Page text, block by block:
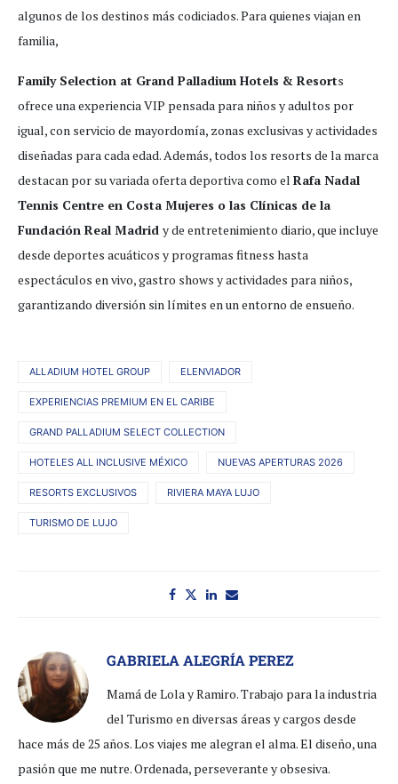
algunos de los destinos más codiciados. Para quienes viajan en
familia,
Family Selection at Grand Palladium Hotels & Resorts
ofrece una experiencia VIP pensada para niños y adultos por
igual, con servicio de mayordomía, zonas exclusivas y actividades
diseñadas para cada edad. Además, todos los resorts de la marca
destacan por su variada oferta deportiva como el Rafa Nadal
Tennis Centre en Costa Mujeres o las Clínicas de la
Fundación Real Madrid y de entretenimiento diario, que incluye
desde deportes acuáticos y programas fitness hasta
espectáculos en vivo, gastro shows y actividades para niños,
garantizando diversión sin límites en un entorno de ensueño.
ALLADIUM HOTEL GROUP ELENVIADOR
EXPERIENCIAS PREMIUM EN EL CARIBE
GRAND PALLADIUM SELECT COLLECTION
HOTELES ALL INCLUSIVE MÉXICO NUEVAS APERTURAS 2026
RESORTS EXCLUSIVOS RIVIERA MAYA LUJO
TURISMO DE LUJO
GABRIELA ALEGRÍA PEREZ
Mamá de Lola y Ramiro. Trabajo para la industria
del Turismo en diversas áreas y cargos desde
hace más de 25 años. Los viajes me alegran el alma. El diseño, una
pasión que me nutre. Ordenada, perseverante y obsesiva.